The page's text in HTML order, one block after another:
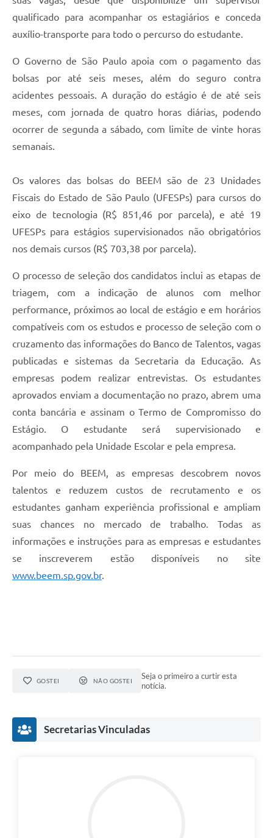
qualificado para acompanhar os estagiários e conceda
auxílio-transporte para todo o percurso do estudante.
O Governo de São Paulo apoia com o pagamento das
bolsas por até seis meses, além do seguro contra
acidentes pessoais. A duração do estágio é de até seis
meses, com jornada de quatro horas diárias, podendo
ocorrer de segunda a sábado, com limite de vinte horas
semanais.
Os valores das bolsas do BEEM são de 23 Unidades
Fiscais do Estado de São Paulo (UFESPs) para cursos do
eixo de tecnologia (R$ 851,46 por parcela), e até 19
UFESPs para estágios supervisionados não obrigatórios
nos demais cursos (R$ 703,38 por parcela).
O processo de seleção dos candidatos inclui as etapas de
triagem, com a indicação de alunos com melhor
performance, próximos ao local de estágio e em horários
compatíveis com os estudos e processo de seleção com o
cruzamento das informações do Banco de Talentos, vagas
publicadas e sistemas da Secretaria da Educação. As
empresas podem realizar entrevistas. Os estudantes
aprovados enviam a documentação no prazo, abrem uma
conta bancária e assinam o Termo de Compromisso do
Estágio. O estudante será supervisionado e
acompanhado pela Unidade Escolar e pela empresa.
Por meio do BEEM, as empresas descobrem novos
talentos e reduzem custos de recrutamento e os
estudantes ganham experiência profissional e ampliam
suas chances no mercado de trabalho. Todas as
informações e instruções para as empresas e estudantes
se inscreverem estão disponíveis no site
www.beem.sp.gov.br.
GOSTEI NÃO GOSTEI
Seja o primeiro a curtir esta
notícia.
Secretarias Vinculadas